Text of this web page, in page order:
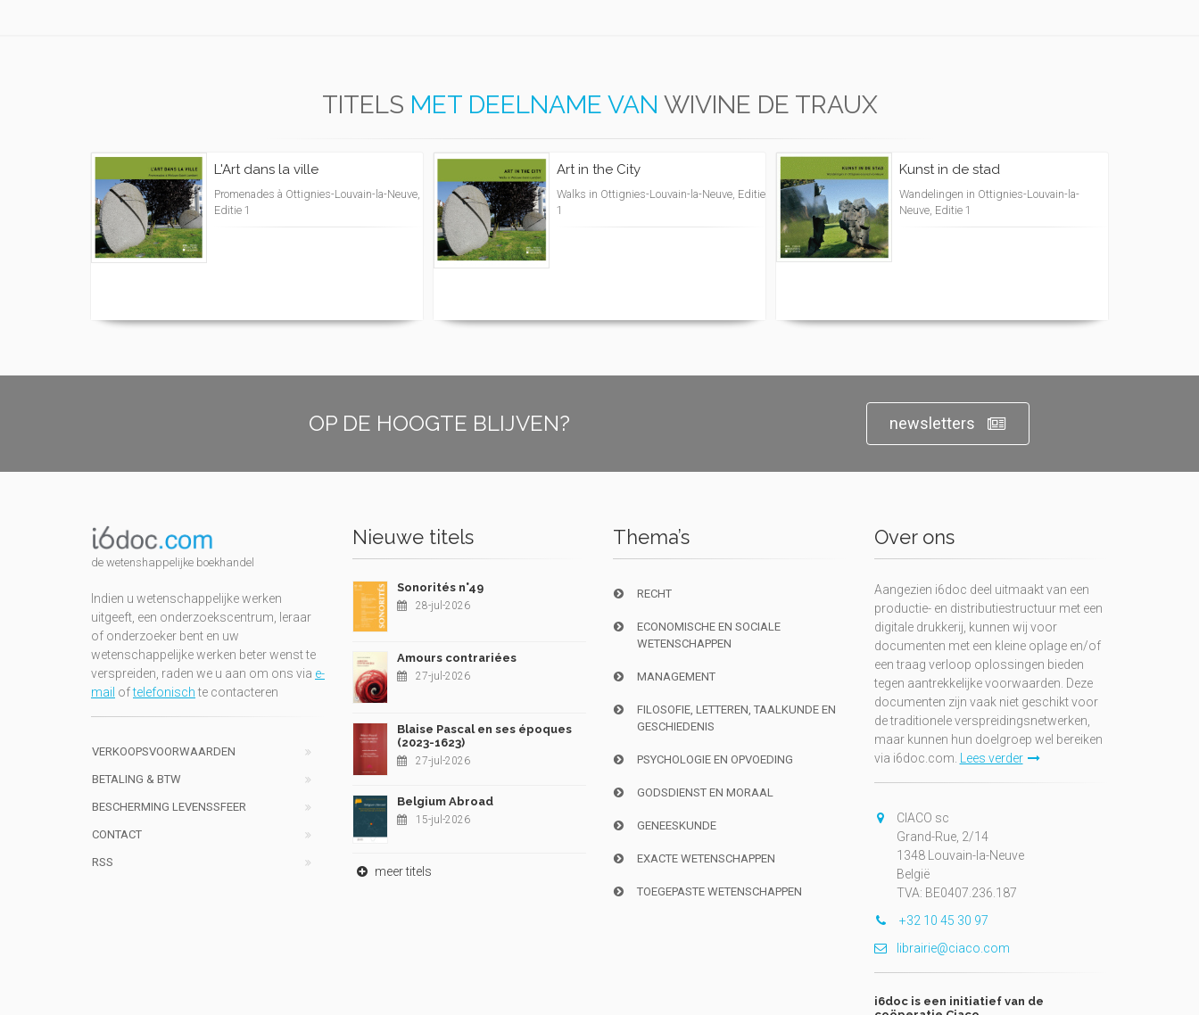
TITELS MET DEELNAME VAN WIVINE DE TRAUX
L'Art dans la ville
Promenades à Ottignies-Louvain-la-Neuve,
Editie 1
Art in the City
Walks in Ottignies-Louvain-la-Neuve, Editie
1
Kunst in de stad
Wandelingen in Ottignies-Louvain-la-
Neuve, Editie 1
OP DE HOOGTE BLIJVEN? newsletters
de wetenshappelijke boekhandel
Indien u wetenschappelijke werken
uitgeeft, een onderzoekscentrum, leraar
of onderzoeker bent en uw
wetenschappelijke werken beter wenst te
verspreiden, raden we u aan om ons via e-
mail oftelefonischte contacteren
VERKOOPSVOORWAARDEN
BETALING & BTW
BESCHERMING LEVENSSFEER
CONTACT
RSS
Nieuwe titels
Sonorités n°49
28-jul-2026
Amours contrariées
27-jul-2026
Blaise Pascal en ses époques
(2023-1623)
27-jul-2026
Belgium Abroad
15-jul-2026
meer titels
Thema’s
RECHT
ECONOMISCHE EN SOCIALE
WETENSCHAPPEN
MANAGEMENT
FILOSOFIE, LETTEREN, TAALKUNDE EN
GESCHIEDENIS
PSYCHOLOGIE EN OPVOEDING
GODSDIENST EN MORAAL
GENEESKUNDE
EXACTE WETENSCHAPPEN
TOEGEPASTE WETENSCHAPPEN
Over ons
Aangezien i6doc deel uitmaakt van een
productie- en distributiestructuur met een
digitale drukkerij, kunnen wij voor
documenten met een kleine oplage en/of
een traag verloop oplossingen bieden
tegen aantrekkelijke voorwaarden. Deze
documenten zijn vaak niet geschikt voor
de traditionele verspreidingsnetwerken,
maar kunnen hun doelgroep wel bereiken
via i6doc.com.
Lees verder
CIACO sc
Grand-Rue, 2/14
1348 Louvain-la-Neuve
België
TVA: BE0407.236.187
+32 10 45 30 97
librairie@ciaco.com
i6doc is een initiatief van de